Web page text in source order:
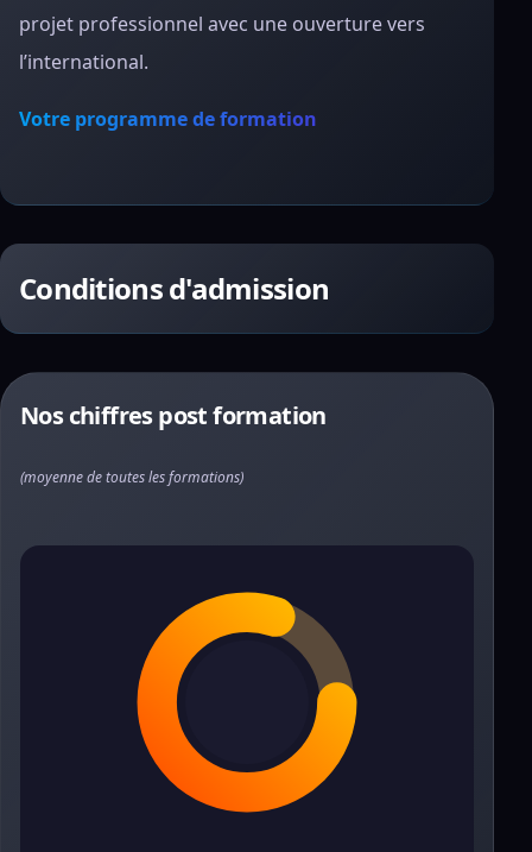
projet professionnel avec une ouverture vers
l’international.
Votre programme de formation
Conditions d'admission
Nos chiffres post formation
(moyenne de toutes les formations)